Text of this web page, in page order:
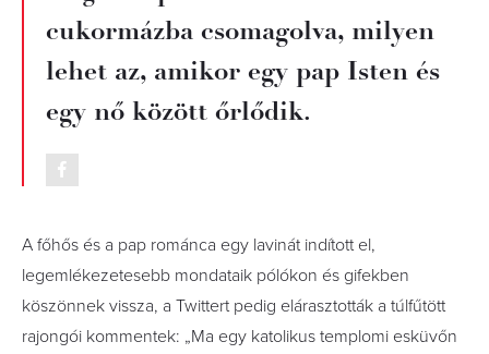
cukormázba csomagolva, milyen
lehet az, amikor egy pap Isten és
egy nő között őrlődik.
A főhős és a pap románca egy lavinát indított el,
legemlékezetesebb mondataik pólókon és gifekben
köszönnek vissza, a Twittert pedig elárasztották a túlfűtött
rajongói kommentek: „Ma egy katolikus templomi esküvőn